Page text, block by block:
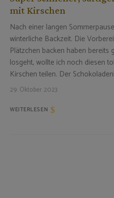
mit Kirschen
Nach einer langen
winterliche Backzeit. Die
Plätzchen backen haben
losgeht, wollte ich noch diesen
Kirschen teilen. Der
29. Oktober 2023
WEITERLESEN